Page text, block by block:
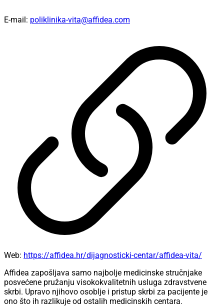
E-mail: poliklinika-vita@affidea.com
Web: https://affidea.hr/dijagnosticki-centar/affidea-vita/
Affidea zapošljava samo najbolje medicinske stručnjake
posvećene pružanju visokokvalitetnih usluga zdravstvene
skrbi. Upravo njihovo osoblje i pristup skrbi za pacijente je
ono što ih razlikuje od ostalih medicinskih centara.